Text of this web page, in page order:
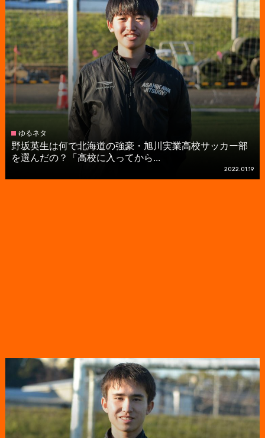
ゆるネタ
野坂英生は何で北海道の強豪・旭川実業高校サッカー部
を選んだの？「高校に入ってから...
2022.01.19